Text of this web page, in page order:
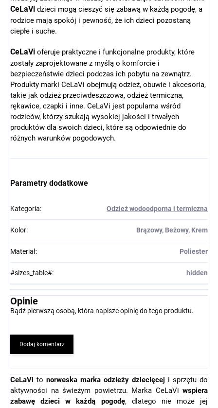
CeLaVi dzieci mogą cieszyć się zabawą w każdą pogodę, a
rodzice mają spokój i pewność, że ich dzieci pozostaną
ciepłe i suche.
CeLaVi oferuje praktyczne i funkcjonalne produkty, które
zostały zaprojektowane z myślą o komforcie i
bezpieczeństwie dzieci podczas ich pobytu na zewnątrz.
Produkty marki CeLaVi obejmują odzież, obuwie i akcesoria,
takie jak odzież przeciwdeszczowa, odzież termiczna,
rękawice, czapki i inne. CeLaVi jest popularna wśród
rodziców, którzy szukają wysokiej jakości i trwałych
produktów dla swoich dzieci, które są odpowiednie do
różnych warunków pogodowych.
Parametry dodatkowe
Kategoria: Odzież wodoodporna i termiczna
Kolor: Brązowy, Beżowy, Krem
Materiał: Poliester
#sizes_table#: hidden
Opinie
Bądź pierwszą osobą, która napisze opinię do tego produktu.
Dodaj komentarz
CeLaVi to norweska marka odzieży dziecięcej i sprzętu do
aktywności na świeżym powietrzu. Marka CeLaVi wspiera
zabawę dzieci w każdą pogodę, dlatego nie może jej